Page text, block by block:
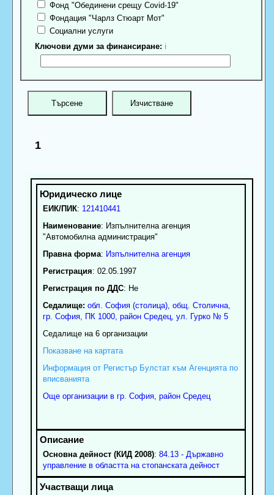
Фонд "Обединени срещу Covid-19"
Фондация "Чарлз Стюарт Мот"
Социални услуги
Ключови думи за финансиране: ℹ
1
ЕИК/ПИК: 121410441
Наименование: Изпълнителна агенция
"Автомобилна администрация"
Правна форма: Изпълнителна агенция
Регистрация: 02.05.1997
Регистрация по ДДС: Нe
Седалище: обл. София (столица), общ. Столична,
гр. София, ПК 1000, район Средец, ул. Гурко № 5
Седалище на 6 организации
Показване на картата
Информация от Регистър Булстат към Агенцията по
вписванията
Още организации в гр. София, район Средец
Основна дейност (КИД 2008): 84.13 - Държавно
управление в областта на стопанската дейност